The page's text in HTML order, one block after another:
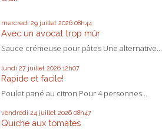
mercredi 29 juillet 2026 08h44
Avec un avocat trop mûr
Sauce crémeuse pour pâtes Une alternative...
lundi 27 juillet 2026 12h07
Rapide et facile!
Poulet pané au citron Pour 4 personnes...
vendredi 24 juillet 2026 08h47
Quiche aux tomates